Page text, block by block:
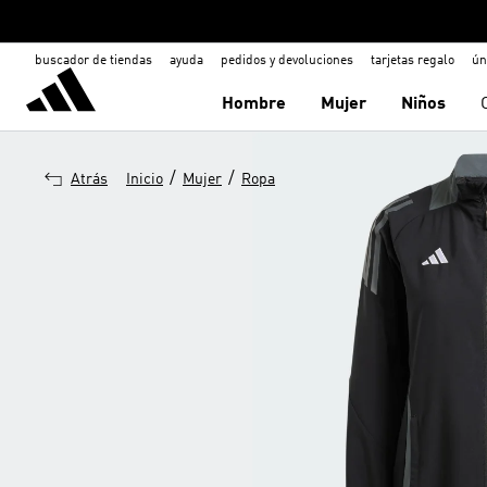
buscador de tiendas ayuda pedidos y devoluciones tarjetas regalo
Hombre Mujer Niños
Atrás Inicio / Mujer / Ropa